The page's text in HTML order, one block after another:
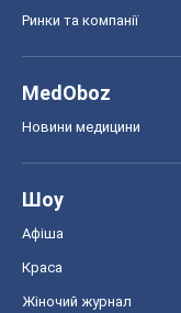
Ринки та компанії
MedOboz
Новини медицини
Шоу
Афіша
Краса
Жіночий журнал